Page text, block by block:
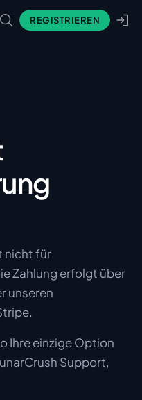
REGISTRIEREN
nicht für
Zahlung erfolgt über
unseren
Ihre einzige Option
Support,